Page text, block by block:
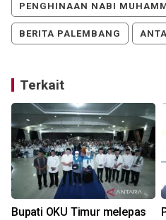
PENGHINAAN NABI
BERITA PALEMBANG
Terkait
Bupati OKU Timur melepas